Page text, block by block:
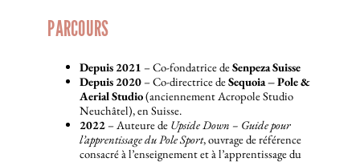
PARCOURS
Depuis 2021 – Co-fondatrice deSenpeza Suisse
Depuis 2020 – Co-directrice deSequoia – Pole &
Aerial Studio(anciennement Acropole Studio
Neuchâtel), en Suisse.
2022 – Auteure de Upside Down – Guide pour
l’apprentissage du Pole Sport, ouvrage de référence
consacré à l’enseignement et à l’apprentissage du